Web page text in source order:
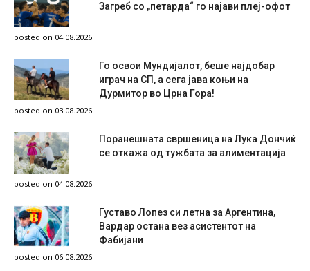
Загреб со „петарда“ го најави плеј-офот
posted on 04.08.2026
Го освои Мундијалот, беше најдобар
играч на СП, а сега јава коњи на
Дурмитор во Црна Гора!
posted on 03.08.2026
Поранешната свршеница на Лука Дончиќ
се откажа од тужбата за алиментација
posted on 04.08.2026
Густаво Лопез си летна за Аргентина,
Вардар остана вез асистентот на
Фабијани
posted on 06.08.2026